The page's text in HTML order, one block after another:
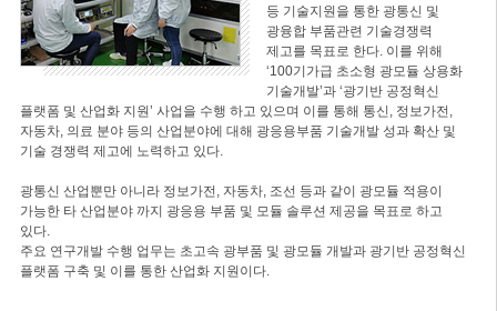
등 기술지원을 통한 광통신 및
광융합 부품관련 기술경쟁력
제고를 목표로 한다. 이를 위해
‘100기가급 초소형 광모듈 상용화
기술개발’과 ‘광기반 공정혁신
플랫폼 및 산업화 지원’ 사업을 수행 하고 있으며 이를 통해 통신, 정보가전,
자동차, 의료 분야 등의 산업분야에 대해 광응용부품 기술개발 성과 확산 및
기술 경쟁력 제고에 노력하고 있다.
광통신 산업뿐만 아니라 정보가전, 자동차, 조선 등과 같이 광모듈 적용이
가능한 타 산업분야 까지 광응용 부품 및 모듈 솔루션 제공을 목표로 하고
있다.
주요 연구개발 수행 업무는 초고속 광부품 및 광모듈 개발과 광기반 공정혁신
플랫폼 구축 및 이를 통한 산업화 지원이다.